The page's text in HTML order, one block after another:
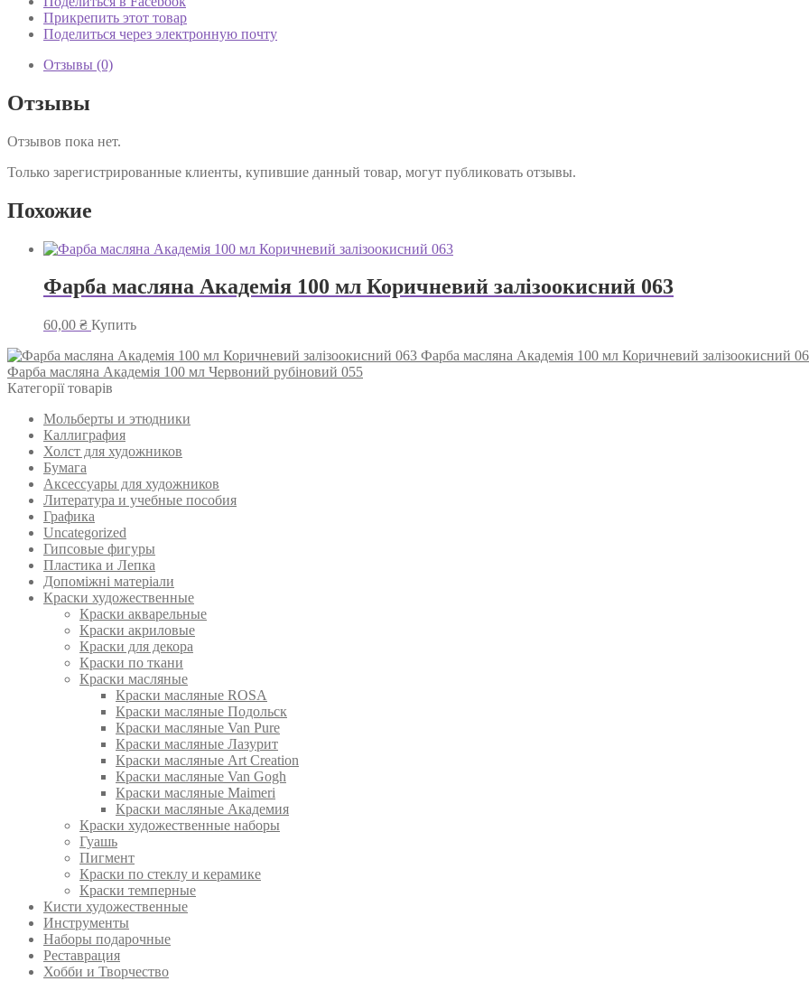
Прикрепить этот товар
Поделиться через электронную почту
Отзывы (0)
Отзывы
Отзывов пока нет.
Только зарегистрированные клиенты, купившие данный товар, могут публиковать отзывы.
Похожие
Фарба масляна Академія 100 мл Коричневий залізоокисний 063
60,00 ₴ Купить
Фарба масляна Академія 100 мл Коричневий залізоокисний
Фарба масляна Академія 100 мл Червоний рубіновий 055
Категорії товарів
Мольберты и этюдники
Каллиграфия
Холст для художников
Бумага
Аксессуары для художников
Литература и учебные пособия
Графика
Uncategorized
Гипсовые фигуры
Пластика и Лепка
Допоміжні матеріали
Краски художественные
Краски акварельные
Краски акриловые
Краски для декора
Краски по ткани
Краски масляные
Краски масляные ROSA
Краски масляные Подольск
Краски масляные Van Pure
Краски масляные Лазурит
Краски масляные Art Creation
Краски масляные Van Gogh
Краски масляные Maimeri
Краски масляные Академия
Краски художественные наборы
Гуашь
Пигмент
Краски по стеклу и керамике
Краски темперные
Кисти художественные
Инструменты
Наборы подарочные
Реставрация
Хобби и Творчество